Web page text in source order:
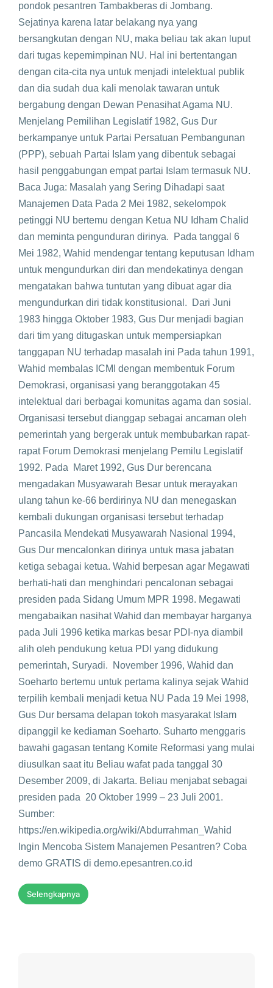
pondok pesantren Tambakberas di Jombang.
Sejatinya karena latar belakang nya yang
bersangkutan dengan NU, maka beliau tak akan luput
dari tugas kepemimpinan NU. Hal ini bertentangan
dengan cita-cita nya untuk menjadi intelektual publik
dan dia sudah dua kali menolak tawaran untuk
bergabung dengan Dewan Penasihat Agama NU.
Menjelang Pemilihan Legislatif 1982, Gus Dur
berkampanye untuk Partai Persatuan Pembangunan
(PPP), sebuah Partai Islam yang dibentuk sebagai
hasil penggabungan empat partai Islam termasuk NU.
Baca Juga: Masalah yang Sering Dihadapi saat
Manajemen Data Pada 2 Mei 1982, sekelompok
petinggi NU bertemu dengan Ketua NU Idham Chalid
dan meminta pengunduran dirinya. Pada tanggal 6
Mei 1982, Wahid mendengar tentang keputusan Idham
untuk mengundurkan diri dan mendekatinya dengan
mengatakan bahwa tuntutan yang dibuat agar dia
mengundurkan diri tidak konstitusional. Dari Juni
1983 hingga Oktober 1983, Gus Dur menjadi bagian
dari tim yang ditugaskan untuk mempersiapkan
tanggapan NU terhadap masalah ini Pada tahun 1991,
Wahid membalas ICMI dengan membentuk Forum
Demokrasi, organisasi yang beranggotakan 45
intelektual dari berbagai komunitas agama dan sosial.
Organisasi tersebut dianggap sebagai ancaman oleh
pemerintah yang bergerak untuk membubarkan rapat-
rapat Forum Demokrasi menjelang Pemilu Legislatif
1992. Pada Maret 1992, Gus Dur berencana
mengadakan Musyawarah Besar untuk merayakan
ulang tahun ke-66 berdirinya NU dan menegaskan
kembali dukungan organisasi tersebut terhadap
Pancasila Mendekati Musyawarah Nasional 1994,
Gus Dur mencalonkan dirinya untuk masa jabatan
ketiga sebagai ketua. Wahid berpesan agar Megawati
berhati-hati dan menghindari pencalonan sebagai
presiden pada Sidang Umum MPR 1998. Megawati
mengabaikan nasihat Wahid dan membayar harganya
pada Juli 1996 ketika markas besar PDI-nya diambil
alih oleh pendukung ketua PDI yang didukung
pemerintah, Suryadi. November 1996, Wahid dan
Soeharto bertemu untuk pertama kalinya sejak Wahid
terpilih kembali menjadi ketua NU Pada 19 Mei 1998,
Gus Dur bersama delapan tokoh masyarakat Islam
dipanggil ke kediaman Soeharto. Suharto menggaris
bawahi gagasan tentang Komite Reformasi yang mulai
diusulkan saat itu Beliau wafat pada tanggal 30
Desember 2009, di Jakarta. Beliau menjabat sebagai
presiden pada 20 Oktober 1999 – 23 Juli 2001.
Sumber:
https://en.wikipedia.org/wiki/Abdurrahman_Wahid
Ingin Mencoba Sistem Manajemen Pesantren? Coba
demo GRATIS di demo.epesantren.co.id
Selengkapnya